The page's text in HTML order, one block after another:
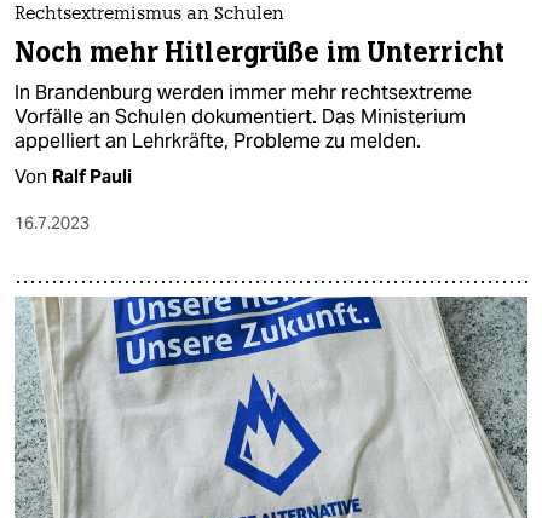
Rechtsextremismus an Schulen
Noch mehr Hitlergrüße im Unterricht
In Brandenburg werden immer mehr rechtsextreme
Vorfälle an Schulen dokumentiert. Das Ministerium
appelliert an Lehrkräfte, Probleme zu melden.
Von Ralf Pauli
16.7.2023